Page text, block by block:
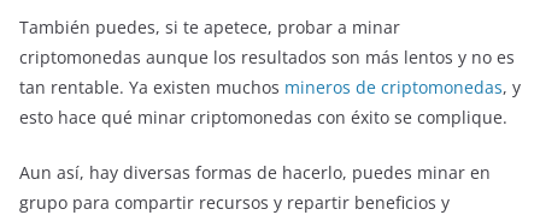
También puedes, si te apetece, probar a minar
criptomonedas aunque los resultados son más lentos y no es
tan rentable. Ya existen muchos mineros de criptomonedas, y
esto hace qué minar criptomonedas con éxito se complique.
Aun así, hay diversas formas de hacerlo, puedes minar en
grupo para compartir recursos y repartir beneficios y